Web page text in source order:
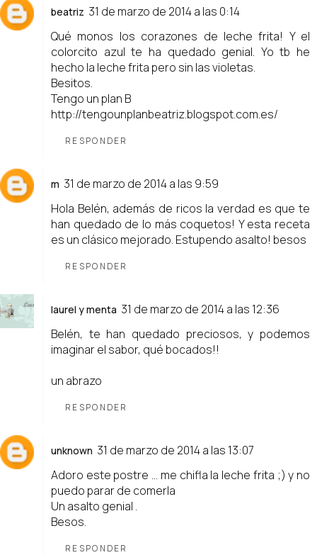
beatriz 31 de marzo de 2014 a las 0:14
Qué monos los corazones de leche frita! Y el
colorcito azul te ha quedado genial. Yo tb he
hecho la leche frita pero sin las violetas.
Besitos.
Tengo un plan B
http://tengounplanbeatriz.blogspot.com.es/
RESPONDER
m 31 de marzo de 2014 a las 9:59
Hola Belén, además de ricos la verdad es que te
han quedado de lo más coquetos! Y esta receta
es un clásico mejorado. Estupendo asalto! besos
RESPONDER
laurel y menta 31 de marzo de 2014 a las 12:36
Belén, te han quedado preciosos, y podemos
imaginar el sabor, qué bocados!!
un abrazo
RESPONDER
unknown 31 de marzo de 2014 a las 13:07
Adoro este postre ... me chifla la leche frita ;) y no
puedo parar de comerla
Un asalto genial .
Besos.
RESPONDER